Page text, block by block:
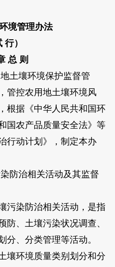
境管理办法
行）
总 则
土壤环境保护监督管
管控农用地土壤环境风
根据《中华人民共和国环
国农产品质量安全法》等
行动计划》，制定本办
防治相关活动及其监督
染防治相关活动，是指
防、土壤污染状况调查、
分、分类管理等活动。
环境质量类别划分和分